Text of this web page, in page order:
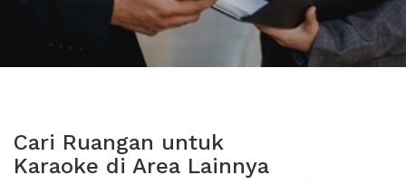
Cari Ruangan untuk
Karaoke di Area Lainnya